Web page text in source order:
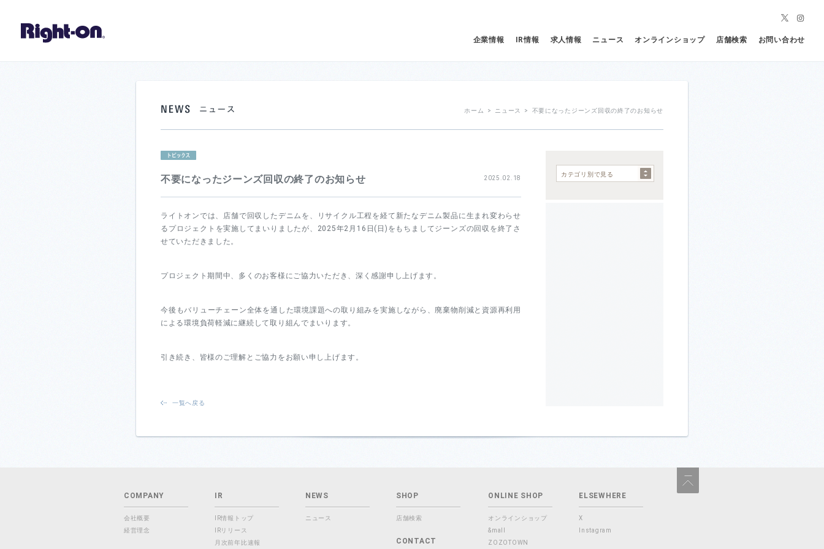
企業情報 IR情報 求人情報 ニュース オンラインショップ 店舗検索 お問い合わせ
NEWS ニュース
ホーム > ニュース > 不要になったジーンズ回収の終了のお知らせ
不要になったジーンズ回収の終了のお知らせ 2025.02.18
ライトオンでは、店舗で回収したデニムを、リサイクル工程を経て新たなデニム製品に生まれ変わらせ
るプロジェクトを実施してまいりましたが、2025年2月16日(日)をもちましてジーンズの回収を終了さ
せていただきました。
プロジェクト期間中、多くのお客様にご協力いただき、深く感謝申し上げます。
今後もバリューチェーン全体を通した環境課題への取り組みを実施しながら、廃棄物削減と資源再利用
による環境負荷軽減に継続して取り組んでまいります。
引き続き、皆様のご理解とご協力をお願い申し上げます。
一覧へ戻る
カテゴリ別で見る
COMPANY
会社概要
経営理念
IR
IR情報トップ
IRリリース
月次前年比速報
NEWS
ニュース
SHOP
店舗検索
CONTACT
ONLINE SHOP
オンラインショップ
&mall
ZOZOTOWN
ELSEWHERE
X
Instagram